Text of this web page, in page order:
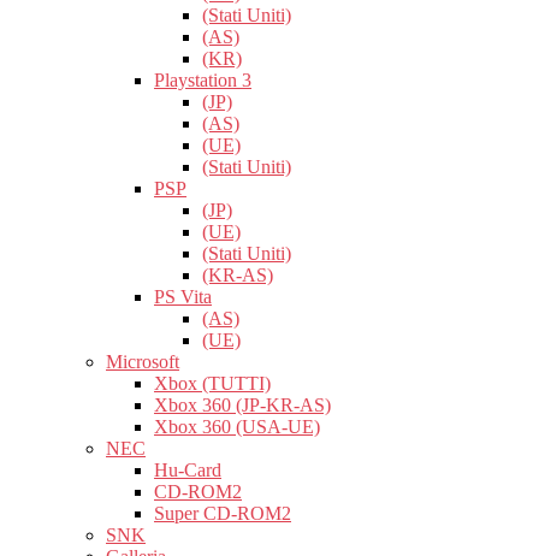
(Stati Uniti)
(AS)
(KR)
Playstation 3
(JP)
(AS)
(UE)
(Stati Uniti)
PSP
(JP)
(UE)
(Stati Uniti)
(KR-AS)
PS Vita
(AS)
(UE)
Microsoft
Xbox (TUTTI)
Xbox 360 (JP-KR-AS)
Xbox 360 (USA-UE)
NEC
Hu-Card
CD-ROM2
Super CD-ROM2
SNK